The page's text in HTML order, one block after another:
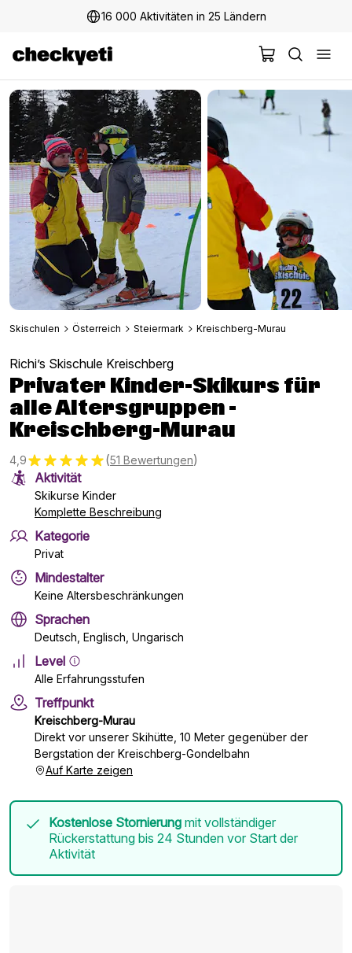
2 Millionen+ glückliche Kunden
Skischulen Österreich Steiermark Kreischberg-Murau
Richi’s Skischule Kreischberg
Privater Kinder-Skikurs für
alle Altersgruppen -
Kreischberg-Murau
4,9 (51 Bewertungen)
Aktivität
Skikurse Kinder
Komplette Beschreibung
Kategorie
Privat
Mindestalter
Keine Altersbeschränkungen
Sprachen
Deutsch, Englisch, Ungarisch
Level
Alle Erfahrungsstufen
Treffpunkt
Kreischberg-Murau
Direkt vor unserer Skihütte, 10 Meter gegenüber der
Bergstation der Kreischberg-Gondelbahn
Auf Karte zeigen
Kostenlose Stornierung mit vollständiger
Rückerstattung bis 24 Stunden vor Start der
Aktivität